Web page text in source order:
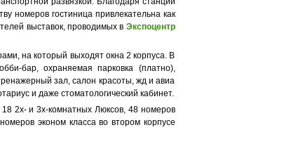
номеров гостиница привлекательна как
выставок, проводимых в Экспоцентр
на который выходят окна 2 корпуса. В
бар, охраняемая парковка (платно),
зал, салон красоты, жд и авиа
и даже стоматологический кабинет.
2х- и 3х-комнатных Люксов, 48 номеров
эконом класса во втором корпусе